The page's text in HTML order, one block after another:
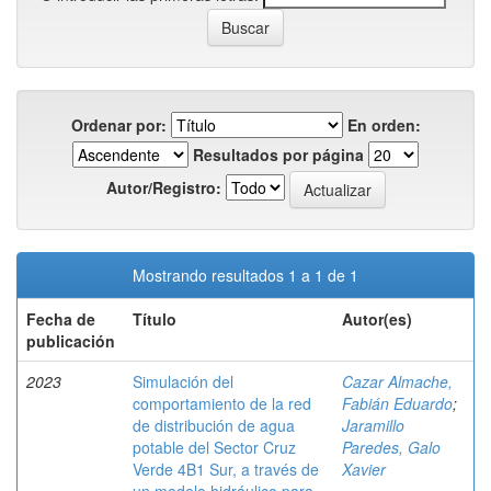
Ordenar por:
En orden:
Resultados por página
Autor/Registro:
Mostrando resultados 1 a 1 de 1
Fecha de
publicación
Título Autor(es)
2023
Simulación del
comportamiento de la red
de distribución de agua
potable del Sector Cruz
Verde 4B1 Sur, a través de
Cazar Almache,
Fabián Eduardo;
Jaramillo
Paredes, Galo
Xavier